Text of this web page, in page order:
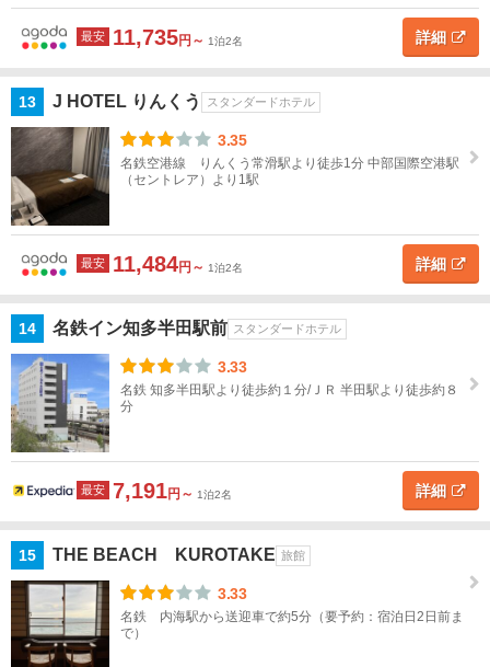
浜
内
南知
多
多・
東浦
城・
鳳
来・
湯谷
三
畿
中
国
最安 11,735円～ 1泊2名 詳細
13 J HOTEL りんくう スタンダードホテル
3.35
名鉄空港線 りんくう常滑駅より徒歩1分 中部国際空港駅
（セントレア）より1駅
最安 11,484円～ 1泊2名 詳細
14 名鉄イン知多半田駅前 スタンダードホテル
3.33
名鉄 知多半田駅より徒歩約１分/ＪＲ 半田駅より徒歩約８
分
最安 7,191円～ 1泊2名 詳細
15 THE BEACH KUROTAKE 旅館
3.33
名鉄 内海駅から送迎車で約5分（要予約：宿泊日2日前ま
で）